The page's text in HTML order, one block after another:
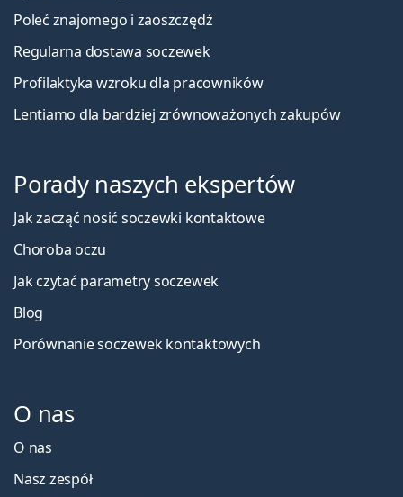
Poleć znajomego i zaoszczędź
Regularna dostawa soczewek
Profilaktyka wzroku dla pracowników
Lentiamo dla bardziej zrównoważonych zakupów
Porady naszych ekspertów
Jak zacząć nosić soczewki kontaktowe
Choroba oczu
Jak czytać parametry soczewek
Blog
Porównanie soczewek kontaktowych
O nas
O nas
Nasz zespół